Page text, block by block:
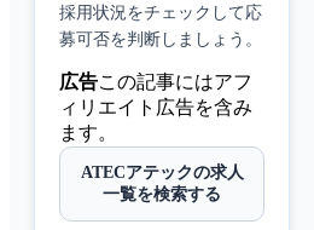
採用状況をチェックして応
募可否を判断しましょう。
広告この記事にはアフ
ィリエイト広告を含み
ます。
ATECアテックの求人
一覧を検索する